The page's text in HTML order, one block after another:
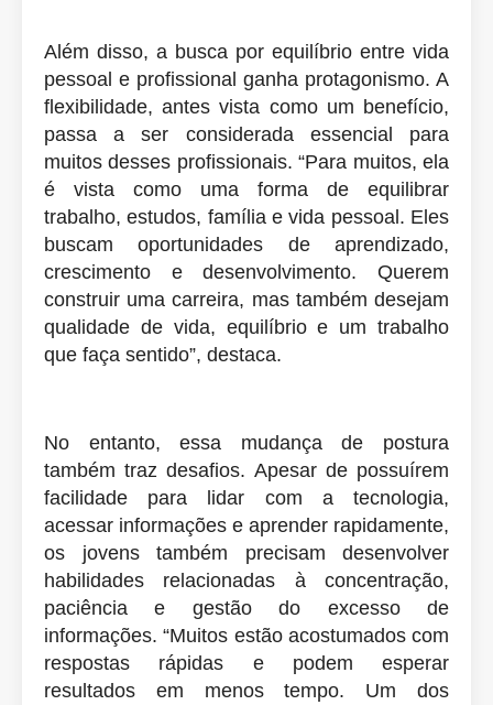
Além disso, a busca por equilíbrio entre vida
pessoal e profissional ganha protagonismo. A
flexibilidade, antes vista como um benefício,
passa a ser considerada essencial para
muitos desses profissionais. “Para muitos, ela
é vista como uma forma de equilibrar
trabalho, estudos, família e vida pessoal. Eles
buscam oportunidades de aprendizado,
crescimento e desenvolvimento. Querem
construir uma carreira, mas também desejam
qualidade de vida, equilíbrio e um trabalho
que faça sentido”, destaca.
No entanto, essa mudança de postura
também traz desafios. Apesar de possuírem
facilidade para lidar com a tecnologia,
acessar informações e aprender rapidamente,
os jovens também precisam desenvolver
habilidades relacionadas à concentração,
paciência e gestão do excesso de
informações. “Muitos estão acostumados com
respostas rápidas e podem esperar
resultados em menos tempo. Um dos